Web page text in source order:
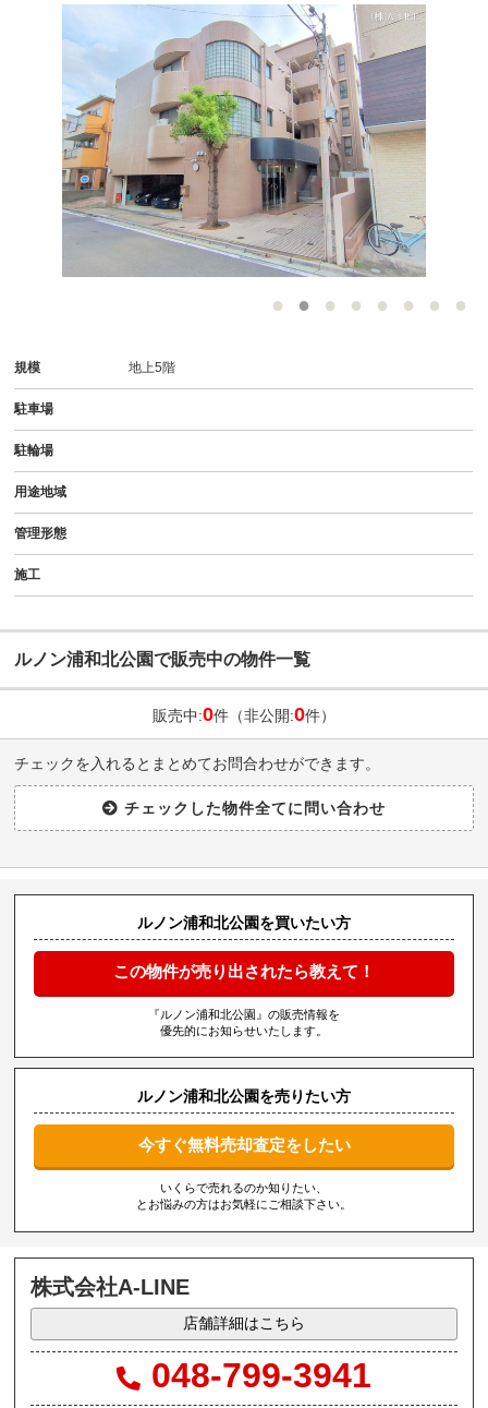
規模 地上5階
駐車場
駐輪場
用途地域
管理形態
施工
ルノン浦和北公園で販売中の物件一覧
販売中:0件（非公開:0件）
チェックを入れるとまとめてお問合わせができます。
ルノン浦和北公園を買いたい方
この物件が売り出されたら教えて！
『ルノン浦和北公園』の販売情報を
優先的にお知らせいたします。
ルノン浦和北公園を売りたい方
今すぐ無料売却査定をしたい
いくらで売れるのか知りたい、
とお悩みの方はお気軽にご相談下さい。
株式会社A-LINE
店舗詳細はこちら
048-799-3941